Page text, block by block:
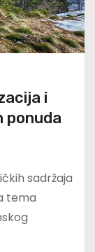
i
ponuda
sadržaja
tema